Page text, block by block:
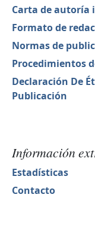
Carta de autoría
Formato de
Normas de
Procedimientos
Declaración De
Publicación
Información
Estadísticas
Contacto